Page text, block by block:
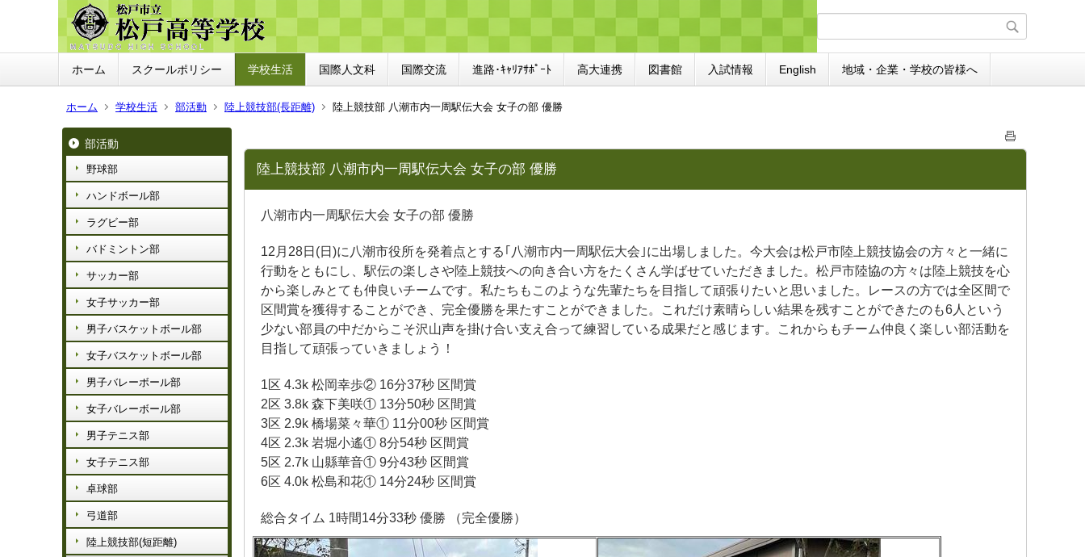
ホーム スクールポリシー 学校生活 国際人文科 国際交流 進路･ｷｬﾘｱｻﾎﾟｰﾄ 高大連携 図書館 入試情報 English 地域・企業・学校の皆様へ
ホーム 学校生活 部活動 陸上競技部(長距離) 陸上競技部 八潮市内一周駅伝大会 女子の部 優勝
部活動
野球部
ハンドボール部
ラグビー部
バドミントン部
サッカー部
女子サッカー部
男子バスケットボール部
女子バスケットボール部
男子バレーボール部
女子バレーボール部
男子テニス部
女子テニス部
卓球部
弓道部
陸上競技部(短距離)
陸上競技部 八潮市内一周駅伝大会 女子の部 優勝
八潮市内一周駅伝大会 女子の部 優勝
12月28日(日)に八潮市役所を発着点とする｢八潮市内一周駅伝大会｣に出場しました。今大会は松戸市陸上競技協会の方々と一緒に
行動をともにし、駅伝の楽しさや陸上競技への向き合い方をたくさん学ばせていただきました。松戸市陸協の方々は陸上競技を心
から楽しみとても仲良いチームです。私たちもこのような先輩たちを目指して頑張りたいと思いました。レースの方では全区間で
区間賞を獲得することができ、完全優勝を果たすことができました。これだけ素晴らしい結果を残すことができたのも6人という
少ない部員の中だからこそ沢山声を掛け合い支え合って練習している成果だと感じます。これからもチーム仲良く楽しい部活動を
目指して頑張っていきましょう！
1区 4.3k 松岡幸歩② 16分37秒‪ 区間賞
2区 3.8k 森下美咲① 13分50秒 区間賞
3区 2.9k 橋場菜々華① 11分00秒‪‬ 区間賞
4区 2.3k 岩堀小遙① 8分54秒 区間賞
5区 2.7k 山縣華音① 9分43秒 区間賞
6区 4.0k 松島和花① 14分24秒 区間賞
総合タイム 1時間14分33秒 優勝 （完全優勝）